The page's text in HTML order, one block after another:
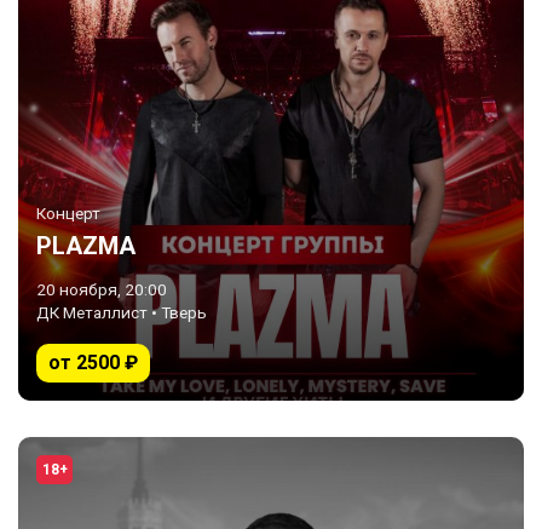
Концерт
PLAZMA
20 ноября, 20:00
ДК Металлист • Тверь
от 2500 ₽
18+